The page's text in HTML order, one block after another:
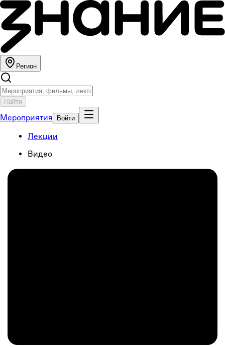
Регион
Найти
Мероприятия Войти
Лекции
Видео